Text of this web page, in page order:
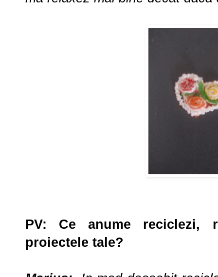
PV: Ce anume reciclezi,
proiectele tale?